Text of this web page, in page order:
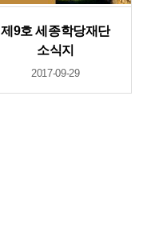
제9호 세종학당재단
소식지
2017-09-29